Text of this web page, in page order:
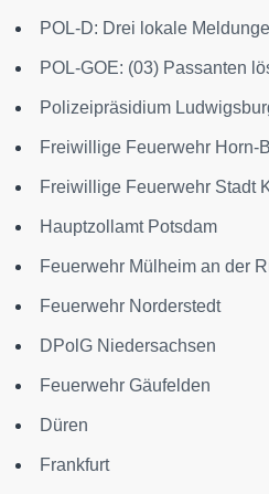
POL-D: Drei lokale
POL-GOE: (03) Passanten
Polizeipräsidium
Freiwillige Feuerwehr Horn-
Freiwillige Feuerwehr Stadt
Hauptzollamt Potsdam
Feuerwehr Mülheim an der
Feuerwehr Norderstedt
DPolG Niedersachsen
Feuerwehr Gäufelden
Düren
Frankfurt